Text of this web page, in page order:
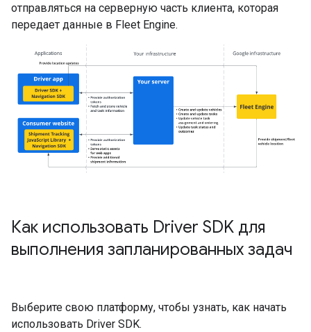
отправляться на серверную часть клиента, которая
передает данные в Fleet Engine.
Как использовать Driver SDK для
выполнения запланированных задач
Выберите свою платформу, чтобы узнать, как начать
использовать Driver SDK.